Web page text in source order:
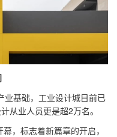
业基础，工业设计城目前已
从业人员更是超2万名。
，标志着新篇章的开启，